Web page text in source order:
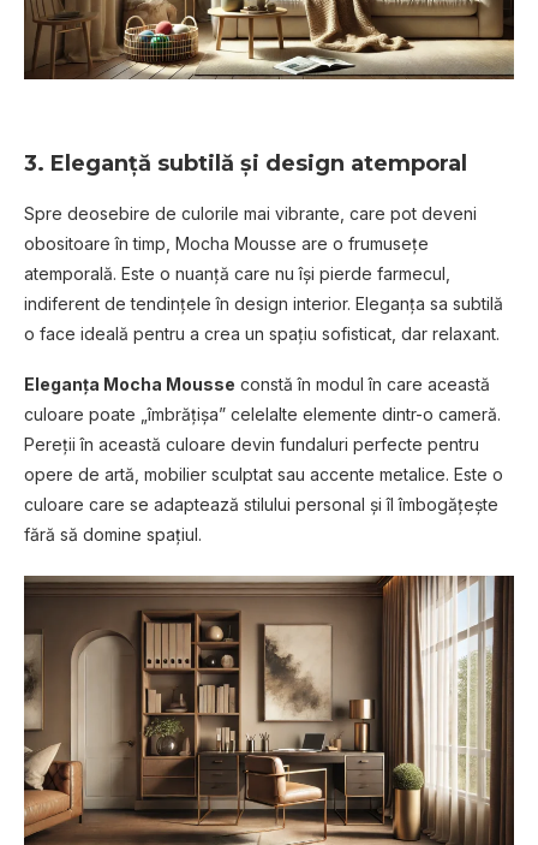
3. Eleganță subtilă și design atemporal
Spre deosebire de culorile mai vibrante, care pot deveni
obositoare în timp, Mocha Mousse are o frumusețe
atemporală. Este o nuanță care nu își pierde farmecul,
indiferent de tendințele în design interior. Eleganța sa subtilă
o face ideală pentru a crea un spațiu sofisticat, dar relaxant.
Eleganța Mocha Mousse constă în modul în care această
culoare poate „îmbrățișa” celelalte elemente dintr-o cameră.
Pereții în această culoare devin fundaluri perfecte pentru
opere de artă, mobilier sculptat sau accente metalice. Este o
culoare care se adaptează stilului personal și îl îmbogățește
fără să domine spațiul.